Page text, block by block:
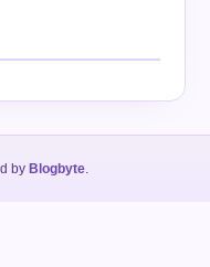
by Blogbyte.